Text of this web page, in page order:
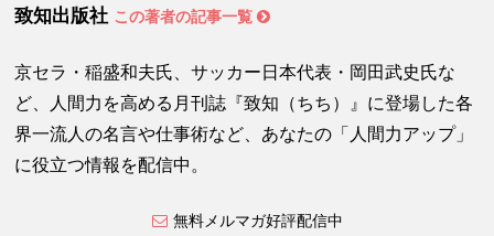
致知出版社 この著者の記事一覧
京セラ・稲盛和夫氏、サッカー日本代表・岡田武史氏な
ど、人間力を高める月刊誌『致知（ちち）』に登場した各
界一流人の名言や仕事術など、あなたの「人間力アップ」
に役立つ情報を配信中。
無料メルマガ好評配信中